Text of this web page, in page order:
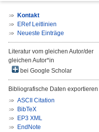
Kontakt
ERef Leitlinien
Neueste Einträge
Literatur vom gleichen Autor/der
gleichen Autor*in
bei Google Scholar
Bibliografische Daten exportieren
ASCII Citation
BibTeX
EP3 XML
EndNote